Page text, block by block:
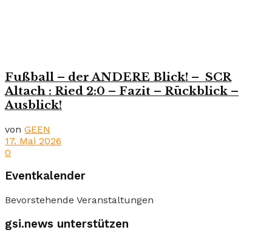
Fußball – der ANDERE Blick! – SCR
Altach : Ried 2:0 – Fazit – Rückblick –
Ausblick!
von GEEN
17. Mai 2026
0
Eventkalender
Bevorstehende Veranstaltungen
gsi.news unterstützen